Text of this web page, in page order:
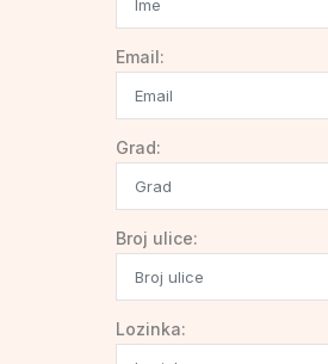
Email:
Grad:
Broj ulice:
Lozinka: